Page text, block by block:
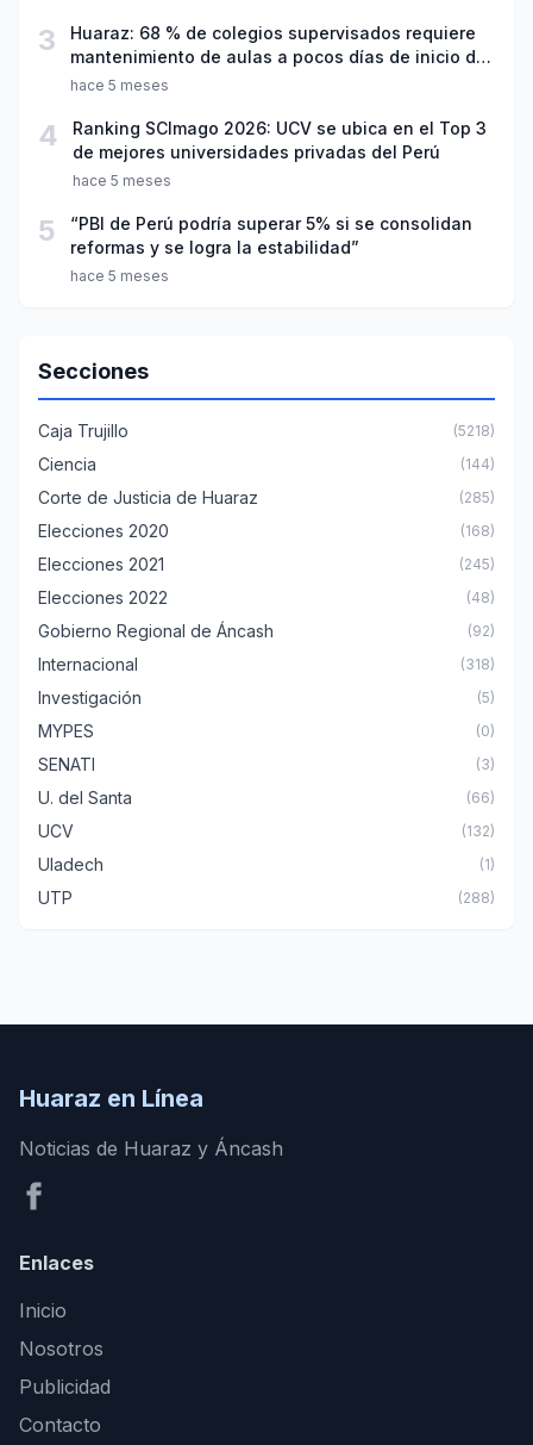
3
Huaraz: 68 % de colegios supervisados requiere
mantenimiento de aulas a pocos días de inicio del
año escolar 2026
hace 5 meses
4
Ranking SCImago 2026: UCV se ubica en el Top 3
de mejores universidades privadas del Perú
hace 5 meses
5
“PBI de Perú podría superar 5% si se consolidan
reformas y se logra la estabilidad”
hace 5 meses
Secciones
Caja Trujillo (5218)
Ciencia (144)
Corte de Justicia de Huaraz (285)
Elecciones 2020 (168)
Elecciones 2021 (245)
Elecciones 2022 (48)
Gobierno Regional de Áncash (92)
Internacional (318)
Investigación (5)
MYPES (0)
SENATI (3)
U. del Santa (66)
UCV (132)
Uladech (1)
UTP (288)
Huaraz en Línea
Noticias de Huaraz y Áncash
Enlaces
Inicio
Nosotros
Publicidad
Contacto